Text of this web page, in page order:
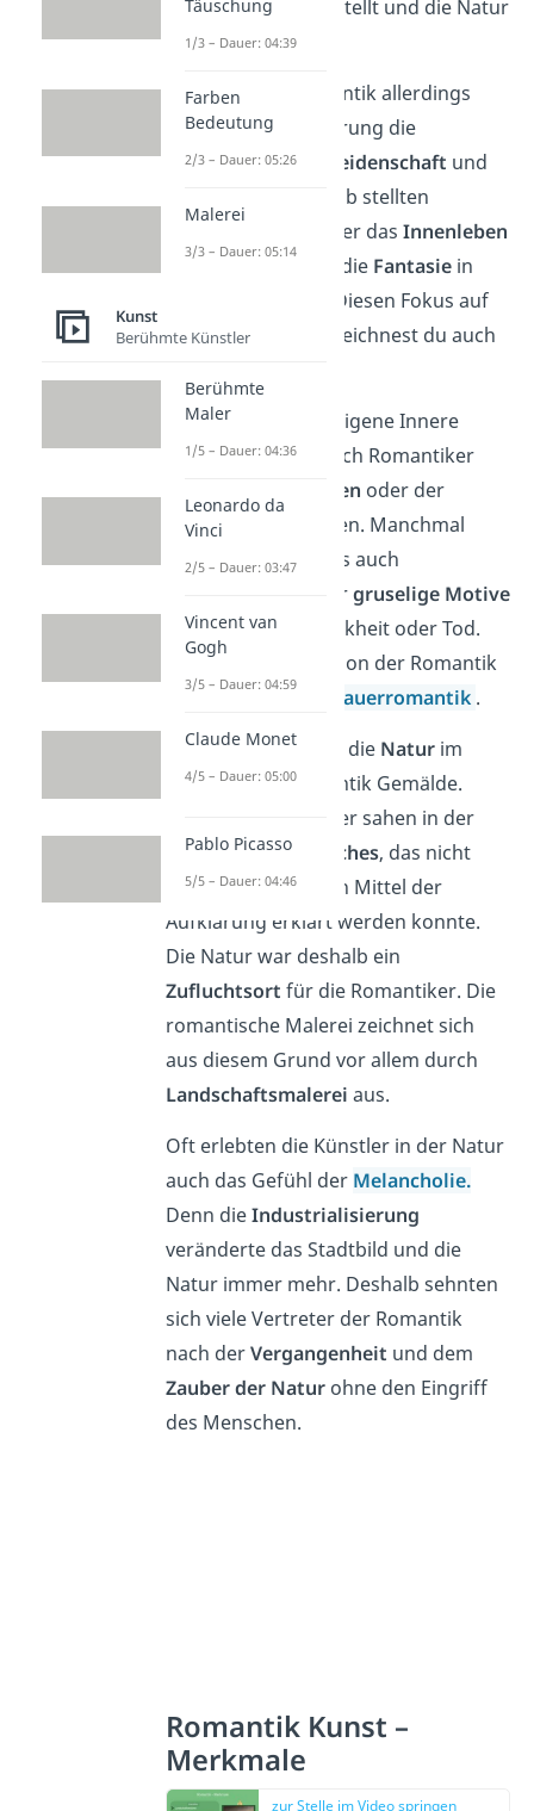
Forschungen angestellt und die Natur
erklärt werden.
Vertreter der Romantik allerdings
sahen in der Aufklärung die
Verdrängungder Leidenschaft und
. Deshalb stellten
romantische Künstler das Innenleben
der Menschen und die Fantasiein
den Vordergrund. Diesen Fokus auf
das Individuum bezeichnest du auch
Dieser Blick in das eigene Innere
führte dazu, dass sich Romantiker
Träumen oder der
Psyche
beschäftigten. Manchmal
ergaben sich daraus auch
übernatürliche odergruselige Motive
wie Wahnsinn, Krankheit oder Tod.
Diese dunkle Variation der Romantik
nennst du auch
Schauerromantik .
Des Weiteren stand die Naturim
Zentrum der Romantik Gemälde.
Denn die Romantiker sahen in der
Natur etwasMagisches, das nicht
durch die rationalen Mittel der
Aufklärung erklärt werden konnte.
Die Natur war deshalb ein
Zufluchtsort für die Romantiker. Die
romantische Malerei zeichnet sich
aus diesem Grund vor allem durch
Landschaftsmalerei aus.
Oft erlebten die Künstler in der Natur
auch das Gefühl der Melancholie.
Denn dieIndustrialisierung
veränderte das Stadtbild und die
Natur immer mehr. Deshalb sehnten
sich viele Vertreter der Romantik
nach derVergangenheit und dem
Zauber der Naturohne den Eingriff
des Menschen.
Romantik Kunst –
Merkmale
zur Stelle im Video springen
Täuschung
1/3 – Dauer: 04:39
Farben
Bedeutung
2/3 – Dauer: 05:26
Malerei
3/3 – Dauer: 05:14
Kunst
Berühmte Künstler
Berühmte
Maler
1/5 – Dauer: 04:36
Leonardo da
Vinci
2/5 – Dauer: 03:47
Vincent van
Gogh
3/5 – Dauer: 04:59
Claude Monet
4/5 – Dauer: 05:00
Pablo Picasso
5/5 – Dauer: 04:46